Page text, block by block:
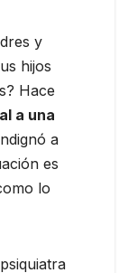
y
hijos
Hace
a una
a
es
lo